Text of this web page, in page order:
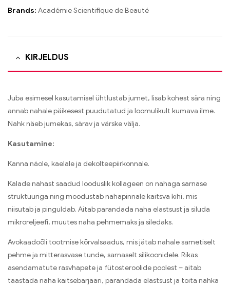
Brands: Académie Scientifique de Beauté
KIRJELDUS
Juba esimesel kasutamisel ühtlustab jumet, lisab kohest sära ning
annab nahale päikesest puudutatud ja loomulikult kumava ilme.
Nahk näeb jumekas, särav ja värske välja.
Kasutamine:
Kanna näole, kaelale ja dekolteepiirkonnale.
Kalade nahast saadud looduslik kollageen on nahaga sarnase
struktuuriga ning moodustab nahapinnale kaitsva kihi, mis
niisutab ja pinguldab. Aitab parandada naha elastsust ja siluda
mikroreljeefi, muutes naha pehmemaks ja siledaks.
Avokaadoõli tootmise kõrvalsaadus, mis jätab nahale sametiselt
pehme ja mitterasvase tunde, sarnaselt silikoonidele. Rikas
asendamatute rasvhapete ja fütosteroolide poolest – aitab
taastada naha kaitsebarjääri, parandada elastsust ja toita nahka